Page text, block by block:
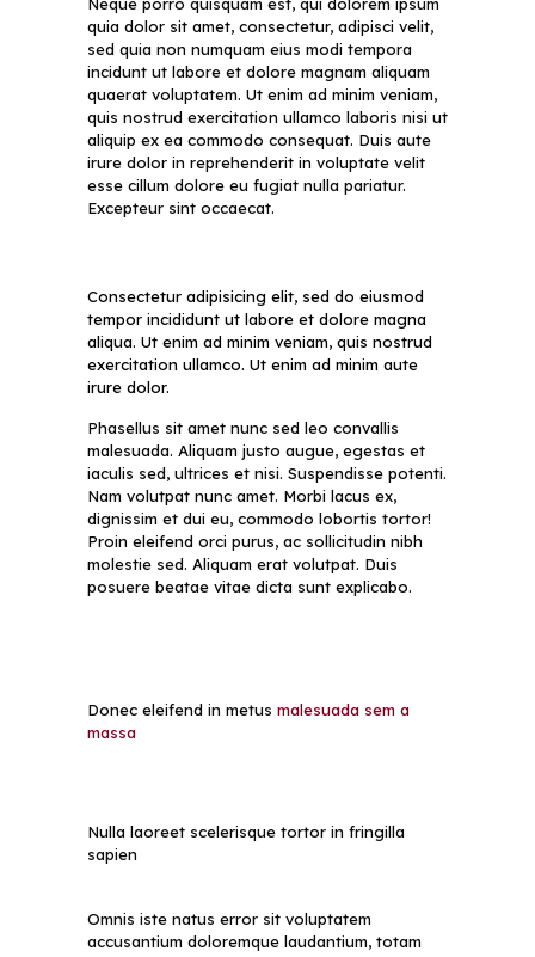
Neque porro quisquam est, qui dolorem ipsum
quia dolor sit amet, consectetur, adipisci velit,
sed quia non numquam eius modi tempora
incidunt ut labore et dolore magnam aliquam
quaerat voluptatem. Ut enim ad minim veniam,
quis nostrud exercitation ullamco laboris nisi ut
aliquip ex ea commodo consequat. Duis aute
irure dolor in reprehenderit in voluptate velit
esse cillum dolore eu fugiat nulla pariatur.
Excepteur sint occaecat.
Consectetur adipisicing elit, sed do eiusmod
tempor incididunt ut labore et dolore magna
aliqua. Ut enim ad minim veniam, quis nostrud
exercitation ullamco. Ut enim ad minim aute
irure dolor.
Phasellus sit amet nunc sed leo convallis
malesuada. Aliquam justo augue, egestas et
iaculis sed, ultrices et nisi. Suspendisse potenti.
Nam volutpat nunc amet. Morbi lacus ex,
dignissim et dui eu, commodo lobortis tortor!
Proin eleifend orci purus, ac sollicitudin nibh
molestie sed. Aliquam erat volutpat. Duis
posuere beatae vitae dicta sunt explicabo.
Donec eleifend in metus malesuada sem a
massa
Nulla laoreet scelerisque tortor in fringilla
sapien
Omnis iste natus error sit voluptatem
accusantium doloremque laudantium, totam